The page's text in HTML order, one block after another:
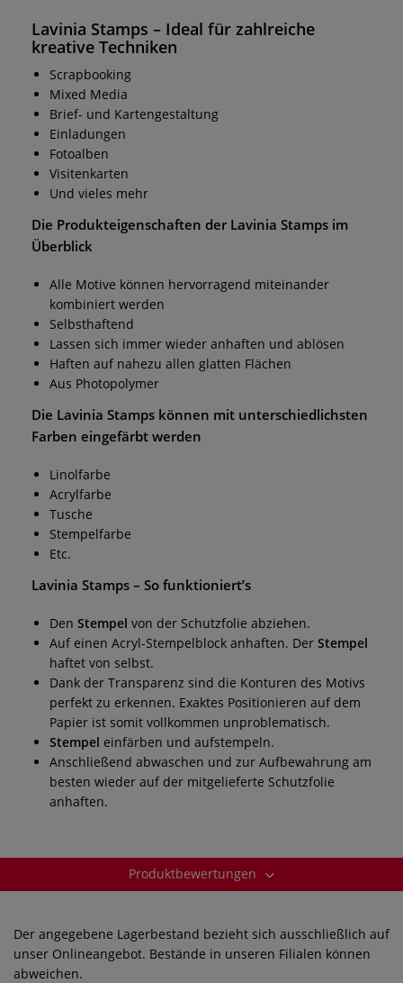
Lavinia Stamps – Ideal für zahlreiche
kreative Techniken
Scrapbooking
Mixed Media
Brief- und Kartengestaltung
Einladungen
Fotoalben
Visitenkarten
Und vieles mehr
Die Produkteigenschaften der Lavinia Stamps im
Überblick
Alle Motive können hervorragend miteinander
kombiniert werden
Selbsthaftend
Lassen sich immer wieder anhaften und ablösen
Haften auf nahezu allen glatten Flächen
Aus Photopolymer
Die Lavinia Stamps können mit unterschiedlichsten
Farben eingefärbt werden
Linolfarbe
Acrylfarbe
Tusche
Stempelfarbe
Etc.
Lavinia Stamps – So funktioniert’s
Den Stempel von der Schutzfolie abziehen.
Auf einen Acryl-Stempelblock anhaften. Der Stempel
haftet von selbst.
Dank der Transparenz sind die Konturen des Motivs
perfekt zu erkennen. Exaktes Positionieren auf dem
Papier ist somit vollkommen unproblematisch.
Stempel einfärben und aufstempeln.
Anschließend abwaschen und zur Aufbewahrung am
besten wieder auf der mitgelieferte Schutzfolie
anhaften.
Produktbewertungen
Der angegebene Lagerbestand bezieht sich ausschließlich auf
unser Onlineangebot. Bestände in unseren Filialen können
abweichen.